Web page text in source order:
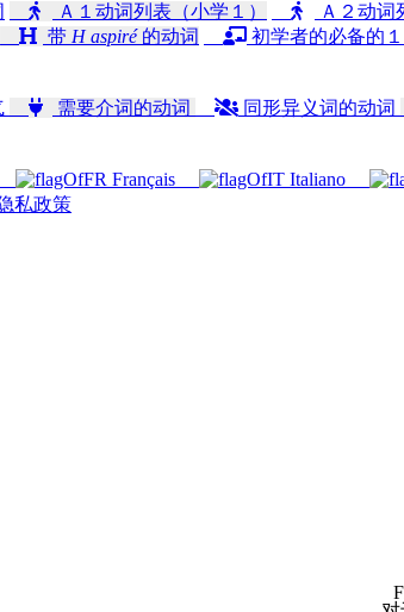
Ａ１动词列表（小学１） Ａ２动词
带 H aspiré的动词 初学者的必备的
需要介词的动词 同形异义词的动词
Français Italiano
私政策